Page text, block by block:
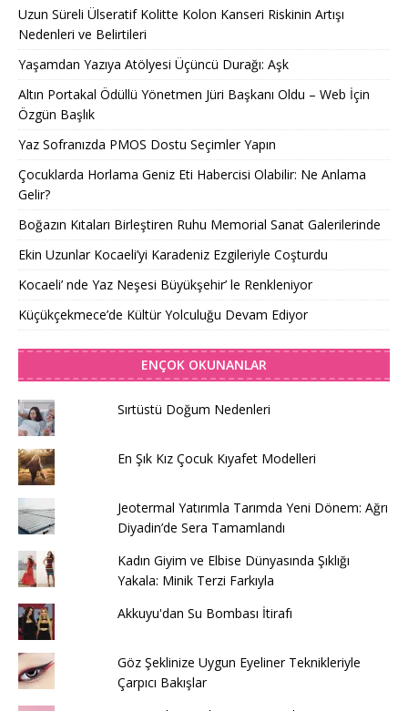
Uzun Süreli Ülseratif Kolitte Kolon Kanseri Riskinin Artışı
Nedenleri ve Belirtileri
Yaşamdan Yazıya Atölyesi Üçüncü Durağı: Aşk
Altın Portakal Ödüllü Yönetmen Jüri Başkanı Oldu – Web İçin
Özgün Başlık
Yaz Sofranızda PMOS Dostu Seçimler Yapın
Çocuklarda Horlama Geniz Eti Habercisi Olabilir: Ne Anlama
Gelir?
Boğazın Kıtaları Birleştiren Ruhu Memorial Sanat Galerilerinde
Ekin Uzunlar Kocaeli’yi Karadeniz Ezgileriyle Coşturdu
Kocaeli’ nde Yaz Neşesi Büyükşehir’ le Renkleniyor
Küçükçekmece’de Kültür Yolculuğu Devam Ediyor
ENÇOK OKUNANLAR
Sırtüstü Doğum Nedenleri
En Şık Kız Çocuk Kıyafet Modelleri
Jeotermal Yatırımla Tarımda Yeni Dönem: Ağrı
Diyadin’de Sera Tamamlandı
Kadın Giyim ve Elbise Dünyasında Şıklığı
Yakala: Minik Terzi Farkıyla
Akkuyu'dan Su Bombası İtirafı
Göz Şeklinize Uygun Eyeliner Teknikleriyle
Çarpıcı Bakışlar